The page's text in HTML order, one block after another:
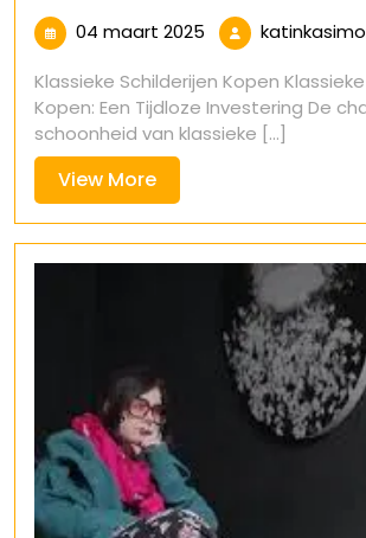
04 maart 2025 04
maart
2025
Klassieke Schilderijen Kopen
Kopen: Een Tijdloze Investering De
schoonheid van klassieke [...]
View MoreView
More